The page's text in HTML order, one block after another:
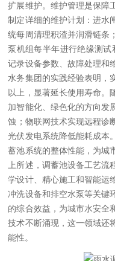
扩展维护。 维护管理是保障
制定详细的维护计划：进水
统每周清理积渣并润滑链条
泵机组每半年进行绝缘测试
记录设备参数、故障处理和
水务集团的实践经验表明，
以上，显著延长使用寿命。
加智能化、绿色化的方向发
蚀；物联网技术实现远程诊
光伏发电系统降低能耗成本
蓄池系统的整体性能，为城
上所述，调蓄池设备工艺
学设计、精心施工和智能运
冲洗设备和排空水泵等关键
的综合效益，为城市水安全
技术不断涌现，这一领域还
能性。